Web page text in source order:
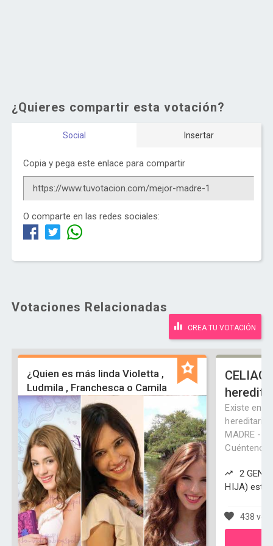
¿Quieres compartir esta votación?
Social Insertar
Copia y pega este enlace para compartir
O comparte en las redes sociales:
Votaciones Relacionadas
CREA TU VOTACIÓN
¿Quien es más linda Violetta ,
Ludmila , Franchesca o Camila
Existe en
hereditaria"
MADRE -
Cuéntenos
2
HIJA) está
438